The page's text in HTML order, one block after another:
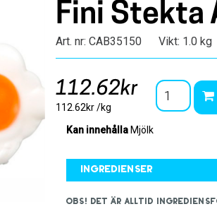
Fini Stekta
Art. nr: CAB35150 Vikt: 1.0 kg
112.62kr
112.62kr /kg
Kan innehållaMjölk
Ingredienser
OBS! Det är alltid